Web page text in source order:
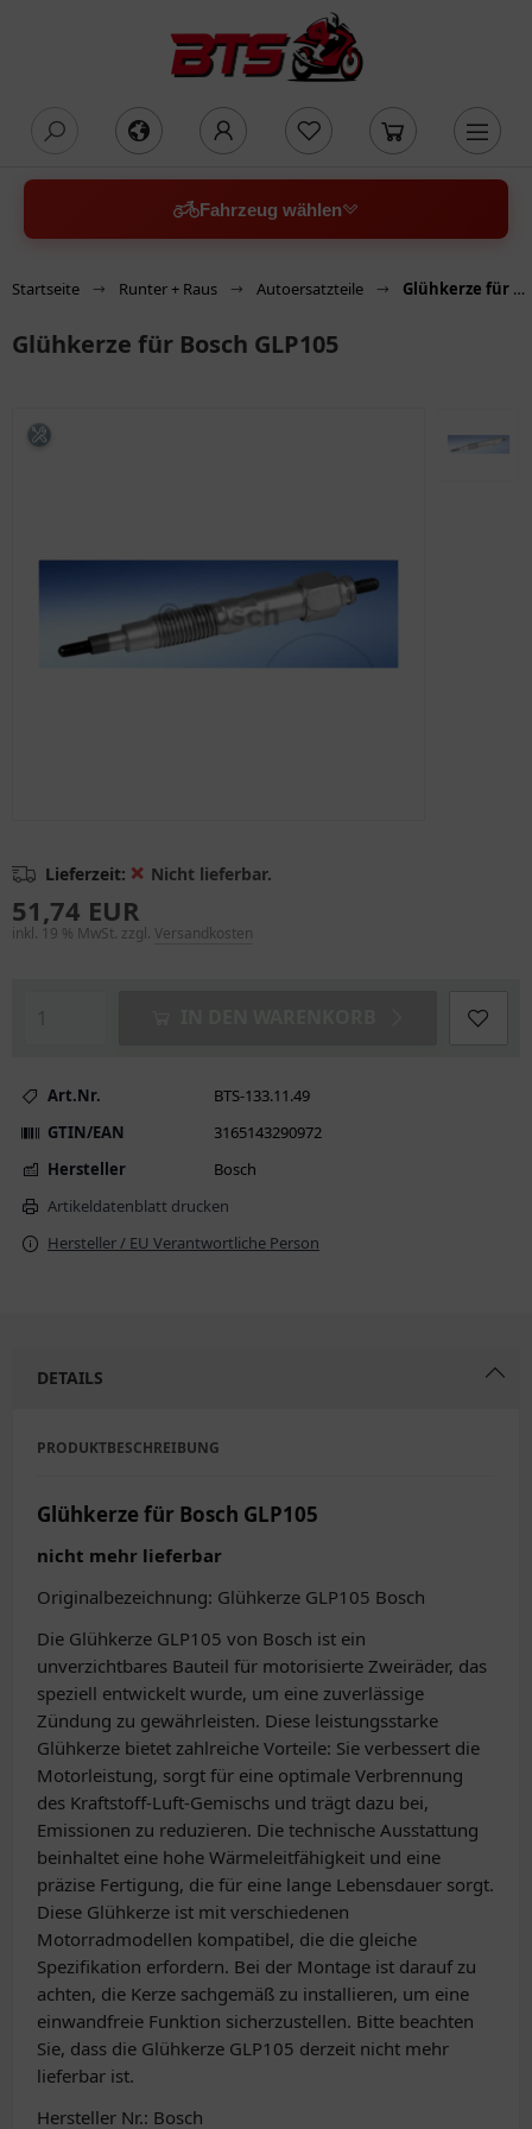
Fahrzeug wählen
Startseite Runter + Raus Autoersatzteile Glühkerze für Bosch GLP105
Glühkerze für Bosch GLP105
Lieferzeit: ❌ Nicht lieferbar.
51,74 EUR
inkl. 19 % MwSt. zzgl. Versandkosten
Art.Nr.
BTS-133.11.49
GTIN/EAN
3165143290972
Hersteller
Bosch
Artikeldatenblatt drucken
Hersteller / EU Verantwortliche Person
DETAILS
PRODUKTBESCHREIBUNG
Glühkerze für Bosch GLP105
nicht mehr lieferbar
Originalbezeichnung: Glühkerze GLP105 Bosch
Die Glühkerze GLP105 von Bosch ist ein
unverzichtbares Bauteil für motorisierte Zweiräder, das
speziell entwickelt wurde, um eine zuverlässige
Zündung zu gewährleisten. Diese leistungsstarke
Glühkerze bietet zahlreiche Vorteile: Sie verbessert die
Motorleistung, sorgt für eine optimale Verbrennung
des Kraftstoff-Luft-Gemischs und trägt dazu bei,
Emissionen zu reduzieren. Die technische Ausstattung
beinhaltet eine hohe Wärmeleitfähigkeit und eine
präzise Fertigung, die für eine lange Lebensdauer sorgt.
Diese Glühkerze ist mit verschiedenen
Motorradmodellen kompatibel, die die gleiche
Spezifikation erfordern. Bei der Montage ist darauf zu
achten, die Kerze sachgemäß zu installieren, um eine
einwandfreie Funktion sicherzustellen. Bitte beachten
Sie, dass die Glühkerze GLP105 derzeit nicht mehr
lieferbar ist.
Hersteller Nr.: Bosch